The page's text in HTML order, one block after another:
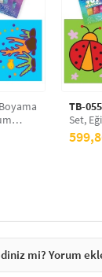
TB-055
Set,
mi? Yorum